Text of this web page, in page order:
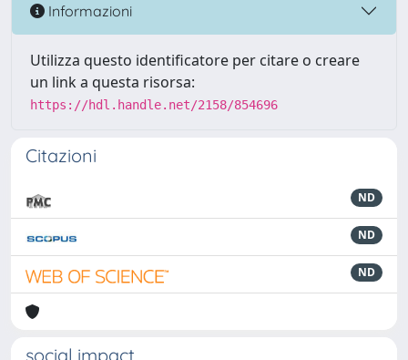
Informazioni
Utilizza questo identificatore per citare o creare
un link a questa risorsa:
https://hdl.handle.net/2158/854696
Citazioni
ND
ND
ND
social impact